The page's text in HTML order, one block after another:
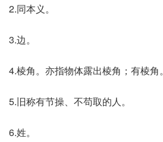
2.同本义。
3.边。
4.棱角。亦指物体露出棱角；有棱角。
5.旧称有节操、不苟取的人。
6.姓。